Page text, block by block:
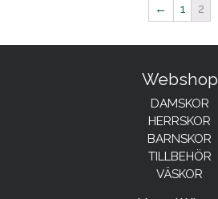
← 1 2
Webshop
DAMSKOR
HERRSKOR
BARNSKOR
TILLBEHÖR
VÄSKOR